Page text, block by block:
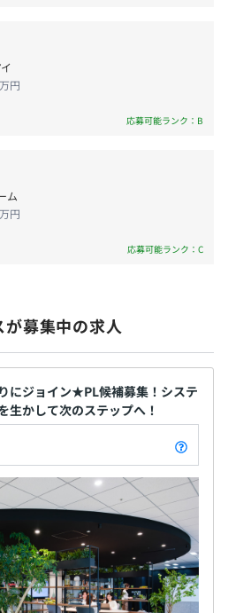
／子一人1万円）
は一律月25000円支給）※規定
円
応募可能ランク：B
ム
円
応募可能ランク：C
が募集中の求人
にジョイン★PL候補募集！システ
生かして次のステップへ！